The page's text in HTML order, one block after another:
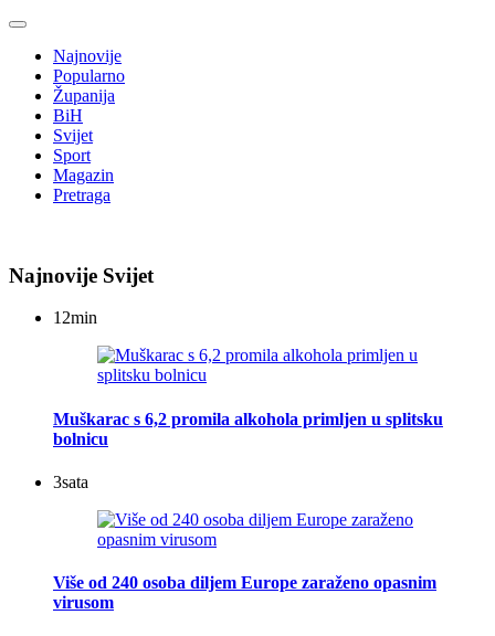
Najnovije
Popularno
Županija
BiH
Svijet
Sport
Magazin
Pretraga
Najnovije Svijet
12min
Muškarac s 6,2 promila alkohola primljen u splitsku
bolnicu
3sata
Više od 240 osoba diljem Europe zaraženo opasnim
virusom